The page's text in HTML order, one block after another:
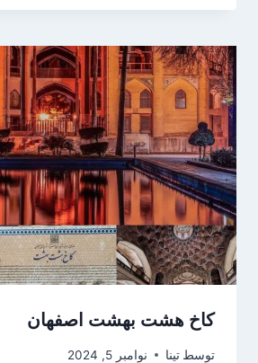
کاخ هشت بهشت اصفهان
توسط تینا نوامبر 5, 2024